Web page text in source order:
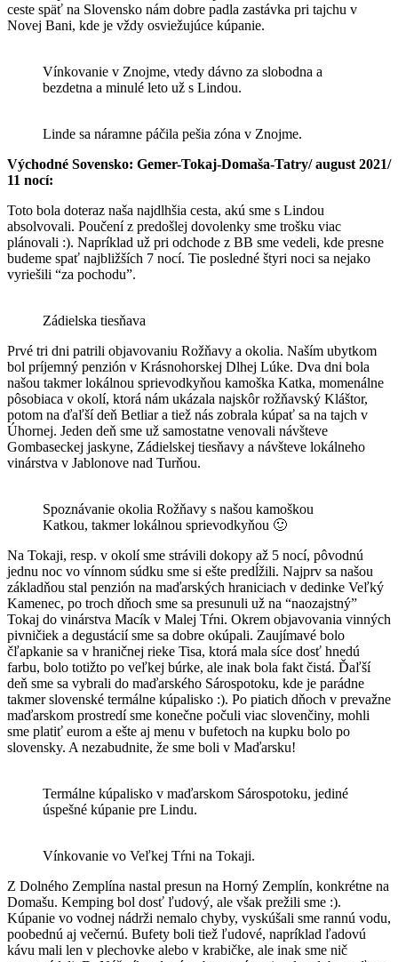
ceste späť na Slovensko nám dobre padla zastávka pri tajchu v
Novej Bani, kde je vždy osviežujúce kúpanie.
Vínkovanie v Znojme, vtedy dávno za slobodna a
bezdetna a minulé leto už s Lindou.
Linde sa náramne páčila pešia zóna v Znojme.
Východné Sovensko: Gemer-Tokaj-Domaša-Tatry/ august 2021/
11 nocí:
Toto bola doteraz naša najdlhšia cesta, akú sme s Lindou
absolvovali. Poučení z predošlej dovolenky sme trošku viac
plánovali :). Napríklad už pri odchode z BB sme vedeli, kde presne
budeme spať najbližších 7 nocí. Tie posledné štyri noci sa nejako
vyriešili “za pochodu”.
Zádielska tiesňava
Prvé tri dni patrili objavovaniu Rožňavy a okolia. Naším ubytkom
bol príjemný penzión v Krásnohorskej Dlhej Lúke. Dva dni bola
našou takmer lokálnou sprievodkyňou kamoška Katka, momenálne
pôsobiaca v okolí, ktorá nám ukázala najskôr rožňavský Kláštor,
potom na ďaľší deň Betliar a tiež nás zobrala kúpať sa na tajch v
Úhornej. Jeden deň sme už samostatne venovali návšteve
Gombaseckej jaskyne, Zádielskej tiesňavy a návšteve lokálneho
vinárstva v Jablonove nad Turňou.
Spoznávanie okolia Rožňavy s našou kamoškou
Katkou, takmer lokálnou sprievodkyňou 🙂
Na Tokaji, resp. v okolí sme strávili dokopy až 5 nocí, pôvodnú
jednu noc vo vínnom súdku sme si ešte predĺžili. Najprv sa našou
základňou stal penzión na maďarských hraniciach v dedinke Veľký
Kamenec, po troch dňoch sme sa presunuli už na “naozajstný”
Tokaj do vinárstva Macík v Malej Tŕni. Okrem objavovania vinných
pivničiek a degustácií sme sa dobre okúpali. Zaujímavé bolo
čľapkanie sa v hraničnej rieke Tisa, ktorá mala síce dosť hnedú
farbu, bolo totižto po veľkej búrke, ale inak bola fakt čistá. Ďaľší
deň sme sa vybrali do maďarského Sárospotoku, kde je parádne
takmer slovenské termálne kúpalisko :). Po piatich dňoch v prevažne
maďarskom prostredí sme konečne počuli viac slovenčiny, mohli
sme platiť eurom a ešte aj menu v bufetoch na kupku bolo po
slovensky. A nezabudnite, že sme boli v Maďarsku!
Termálne kúpalisko v maďarskom Sárospotoku, jediné
úspešné kúpanie pre Lindu.
Vínkovanie vo Veľkej Tŕni na Tokaji.
Z Dolného Zemplína nastal presun na Horný Zemplín, konkrétne na
Domašu. Kemping bol dosť ľudový, ale však prežili sme :).
Kúpanie vo vodnej nádrži nemalo chyby, vyskúšali sme rannú vodu,
poobednú aj večernú. Bufety boli tiež ľudové, napríklad ľadovú
kávu mali len v plechovke alebo v krabičke, ale inak sme nič